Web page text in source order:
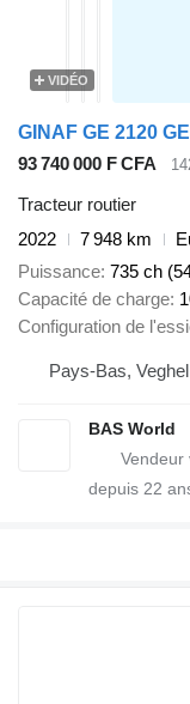
VIDÉO
93 740 000 F CFA
Tracteur routier
2022
7 948 km
Puissance 735 ch
Capacité de charge
Configuration de
Pays-Bas, Veghel
BAS World
depuis 22